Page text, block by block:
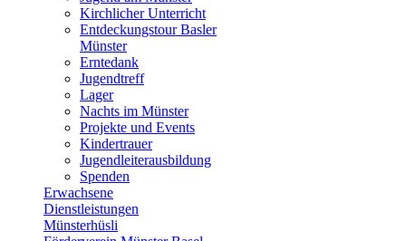
Kirchlicher Unterricht
Entdeckungstour Basler
Münster
Erntedank
Jugendtreff
Lager
Nachts im Münster
Projekte und Events
Kindertrauer
Jugendleiterausbildung
Spenden
Erwachsene
Dienstleistungen
Münsterhüsli